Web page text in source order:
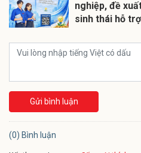
nghiệp, đề
sinh thái hỗ
Gửi bình luận
(0) Bình luận